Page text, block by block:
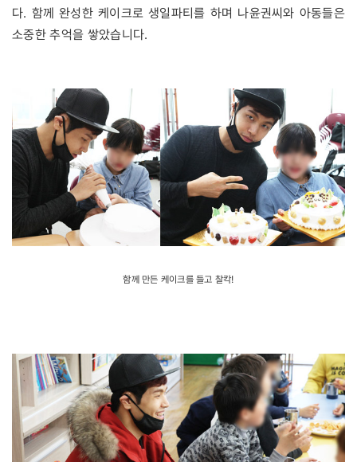
다. 함께 완성한 케이크로 생일파티를 하며 나윤권씨와 아동들은
소중한 추억을 쌓았습니다.
함께 만든 케이크를 들고 찰칵!